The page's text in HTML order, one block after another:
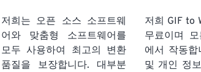
저희는 오픈 소스 소프트웨
어와 맞춤형 소프트웨어를
모두 사용하여 최고의 변환
품질을 보장합니다. 대부분
저희 GIF to
무료이며
에서 작동
및 개인 정